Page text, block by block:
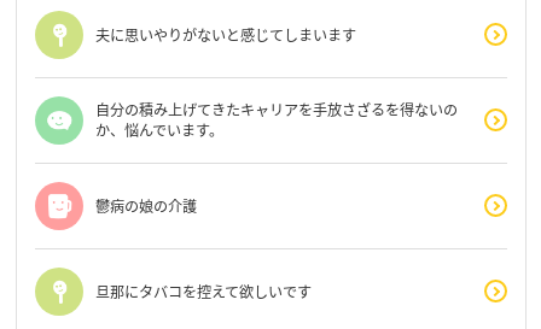
夫に思いやりがないと感じてしまいます
自分の積み上げてきたキャリアを手放さざるを得ないの
か、悩んでいます。
鬱病の娘の介護
旦那にタバコを控えて欲しいです